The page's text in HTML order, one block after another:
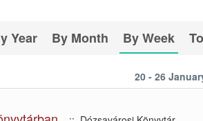
Year By Month By Week
20 - 26